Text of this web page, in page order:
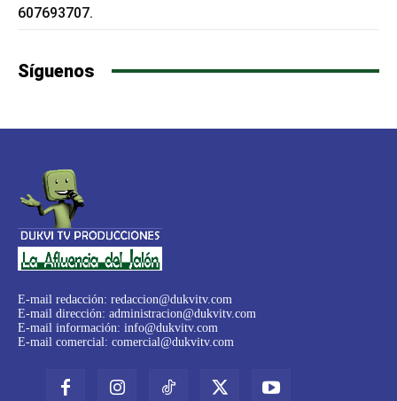
607693707.
Síguenos
E-mail redacción: redaccion@dukvitv.com
E-mail dirección: administracion@dukvitv.com
E-mail información: info@dukvitv.com
E-mail comercial: comercial@dukvitv.com